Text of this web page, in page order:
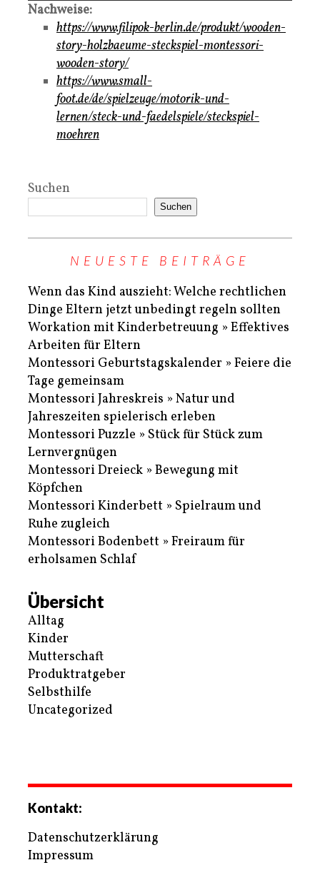
Nachweise:
https://www.filipok-berlin.de/produkt/wooden-
story-holzbaeume-steckspiel-montessori-
wooden-story/
https://www.small-
foot.de/de/spielzeuge/motorik-und-
lernen/steck-und-faedelspiele/steckspiel-
moehren
Suchen
Suchen
NEUESTE BEITRÄGE
Wenn das Kind auszieht: Welche rechtlichen
Dinge Eltern jetzt unbedingt regeln sollten
Workation mit Kinderbetreuung » Effektives
Arbeiten für Eltern
Montessori Geburtstagskalender » Feiere die
Tage gemeinsam
Montessori Jahreskreis » Natur und
Jahreszeiten spielerisch erleben
Montessori Puzzle » Stück für Stück zum
Lernvergnügen
Montessori Dreieck » Bewegung mit
Köpfchen
Montessori Kinderbett » Spielraum und
Ruhe zugleich
Montessori Bodenbett » Freiraum für
erholsamen Schlaf
Übersicht
Alltag
Kinder
Mutterschaft
Produktratgeber
Selbsthilfe
Uncategorized
Kontakt:
Datenschutzerklärung
Impressum